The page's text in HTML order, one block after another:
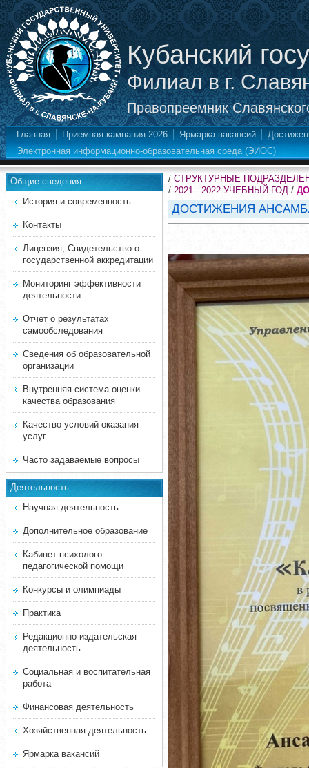
Кубанский
Филиал в г.
Правопреемник
Главная Приемная кампания 2026 Ярмарка вакансий
Электронная информационно-образовательная среда (ЭИОС)
Общие сведения
История и современность
Контакты
Лицензия, Свидетельство о
государственной аккредитации
Мониторинг эффективности
деятельности
Отчет о результатах
самообследования
Сведения об образовательной
организации
Внутренняя система оценки
качества образования
Качество условий оказания
услуг
Часто задаваемые вопросы
Деятельность
Научная деятельность
Дополнительное образование
Кабинет психолого-
педагогической помощи
Конкурсы и олимпиады
Практика
Редакционно-издательская
деятельность
Социальная и воспитательная
работа
Финансовая деятельность
Хозяйственная деятельность
Ярмарка вакансий
/ СТРУКТУРНЫЕ
/ 2021 - 2022 УЧЕБНЫЙ ГОД /
ДОСТИЖЕНИЯ